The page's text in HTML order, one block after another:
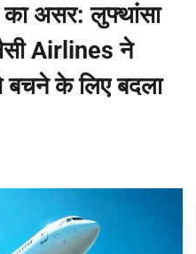
का असर: लुफ्थांसा
Airlines ने
बचने के लिए बदला